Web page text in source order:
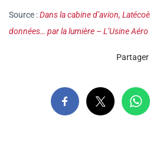
Source :Dans la cabine d’avion,
données… par la lumière – L’Usine Aéro
Partager